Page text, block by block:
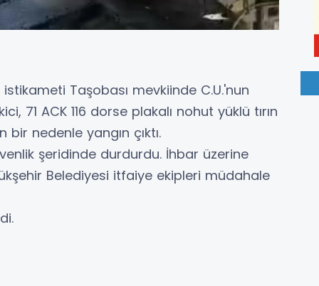
Taşobası mevkiinde C.U.'nun
71 ACK 116 dorse plakalı nohut yüklü tırın
nedenle yangın çıktı.
şeridinde durdurdu. İhbar üzerine
Belediyesi itfaiye ekipleri müdahale